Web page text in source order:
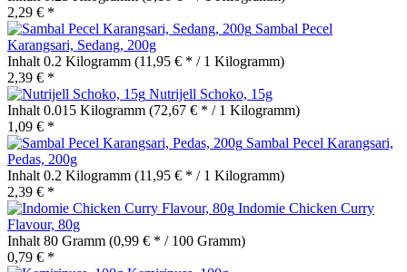
2,29 € *
Sambal Pecel
Karangsari, Sedang, 200g
Inhalt 0.2 Kilogramm (11,95 € * / 1 Kilogramm)
2,39 € *
Nutrijell Schoko, 15g
Inhalt 0.015 Kilogramm (72,67 € * / 1 Kilogramm)
1,09 € *
Sambal Pecel Karangsari,
Pedas, 200g
Inhalt 0.2 Kilogramm (11,95 € * / 1 Kilogramm)
2,39 € *
Indomie Chicken Curry
Flavour, 80g
Inhalt 80 Gramm (0,99 € * / 100 Gramm)
0,79 € *